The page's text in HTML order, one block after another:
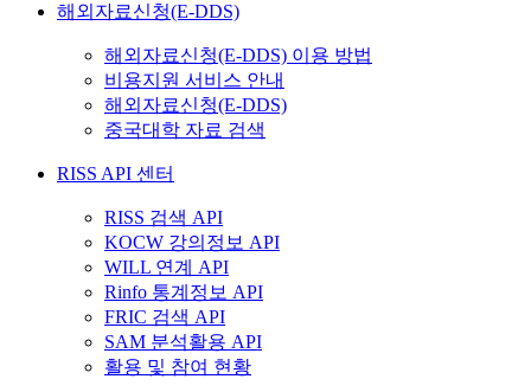
해외자료신청(E-DDS)
해외자료신청(E-DDS) 이용 방법
비용지원 서비스 안내
해외자료신청(E-DDS)
중국대학 자료 검색
RISS API 센터
RISS 검색 API
KOCW 강의정보 API
WILL 연계 API
Rinfo 통계정보 API
FRIC 검색 API
SAM 분석활용 API
활용 및 참여 현황